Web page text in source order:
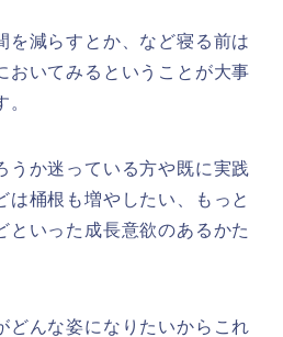
を減らすとか、など寝る前は
おいてみるということが大事
うか迷っている方や既に実践
は桶根も増やしたい、もっと
といった成長意欲のあるかた
どんな姿になりたいからこれ